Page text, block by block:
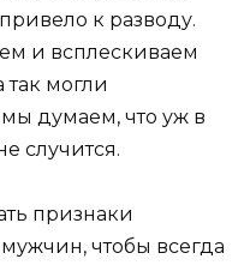
к разводу.
и всплескиваем
могли
думаем, что уж в
случится.
признаки
чтобы всегда